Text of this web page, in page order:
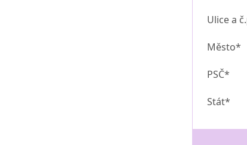
Ulice a
Město*
PSČ*
Stát*